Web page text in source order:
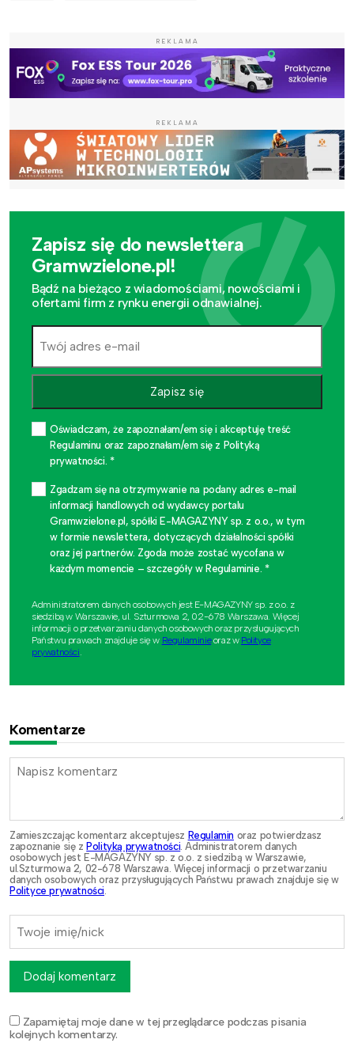
REKLAMA
REKLAMA
Zapisz się do newslettera
Gramwzielone.pl!
Bądź na bieżąco z wiadomościami, nowościami i
ofertami firm z rynku energii odnawialnej.
Zapisz się
Oświadczam, że zapoznałam/em się i akceptuję treść
Regulaminu oraz zapoznałam/em się z Polityką
prywatności. *
Zgadzam się na otrzymywanie na podany adres e-mail
informacji handlowych od wydawcy portalu
Gramwzielone.pl, spółki E-MAGAZYNY sp. z o.o., w tym
w formie newslettera, dotyczących działalności spółki
oraz jej partnerów. Zgoda może zostać wycofana w
każdym momencie – szczegóły w Regulaminie. *
Administratorem danych osobowych jest E-MAGAZYNY sp. z o.o. z
siedzibą w Warszawie, ul. Szturmowa 2, 02-678 Warszawa. Więcej
informacji o przetwarzaniu danych osobowych oraz przysługujących
Państwu prawach znajduje się w Regulaminieoraz w Polityce
prywatności
Komentarze
Zamieszczając komentarz akceptujesz Regulamin oraz potwierdzasz
zapoznanie się z Polityką prywatności. Administratorem danych
osobowych jest E-MAGAZYNY sp. z o.o. z siedzibą w Warszawie,
ul.Szturmowa 2, 02-678 Warszawa. Więcej informacji o przetwarzaniu
danych osobowych oraz przysługujących Państwu prawach znajduje się w
Polityce prywatności.
Zapamiętaj moje dane w tej przeglądarce podczas pisania
kolejnych komentarzy.
Dodaj komentarz